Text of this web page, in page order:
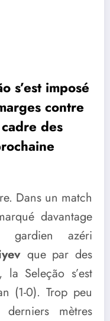
s’est imposé
contre
des
Dans un match
davantage
gardien azéri
que par des
Seleção s’est
(1-0). Trop peu
mètres